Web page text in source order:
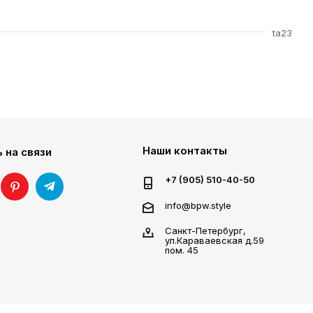
ta23
на связи Наши контакты
+7 (905) 510-40-50
info@bpw.style
Санкт-Петербург,
ул.Караваевская д.59
пом. 45